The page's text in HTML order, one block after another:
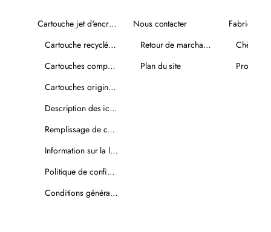
Cartouche jet d'encre recyclée
Cartouche recyclée PLUS
Cartouches compatibles
Cartouches originales
Description des icônes
Remplissage de cartouches
Information sur la livraison
Politique de confidentialité
Conditions générales de vente
Nous contacter
Retour de marchandise
Plan du site
Fabricants